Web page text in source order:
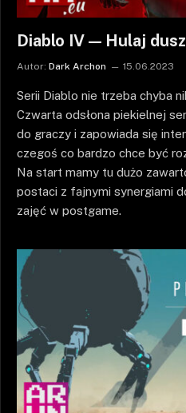
Diablo IV — Hulaj
Autor: Dark Archon 15.06.2023
Serii Diablo nie trzeba chyba
Czwarta odsłona piekielnej
do graczy i zapowiada się
czegoś co bardzo chce być
Na start mamy tu dużo
postaci z fajnymi synergiami
zajęć w postgame.